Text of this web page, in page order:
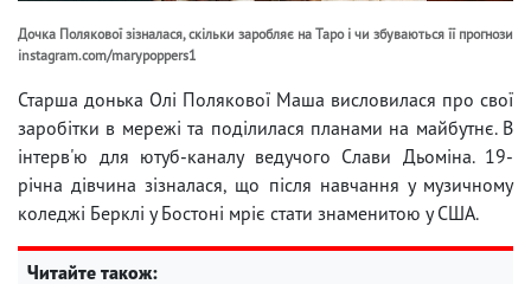
Дочка Полякової зізналася, скільки заробляє на Таро і чи збуваються її прогнози
instagram.com/marypoppers1
Старша донька Олі Полякової Маша висловилася про свої
заробітки в мережі та поділилася планами на майбутнє. В
інтерв'ю для ютуб-каналу ведучого Слави Дьоміна. 19-
річна дівчина зізналася, що після навчання у музичному
коледжі Берклі у Бостоні мріє стати знаменитою у США.
Читайте також: